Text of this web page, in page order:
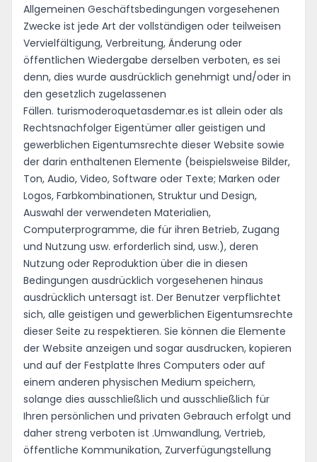
Allgemeinen Geschäftsbedingungen vorgesehenen
Zwecke ist jede Art der vollständigen oder teilweisen
Vervielfältigung, Verbreitung, Änderung oder
öffentlichen Wiedergabe derselben verboten, es sei
denn, dies wurde ausdrücklich genehmigt und/oder in
den gesetzlich zugelassenen
Fällen. turismoderoquetasdemar.es ist allein oder als
Rechtsnachfolger Eigentümer aller geistigen und
gewerblichen Eigentumsrechte dieser Website sowie
der darin enthaltenen Elemente (beispielsweise Bilder,
Ton, Audio, Video, Software oder Texte; Marken oder
Logos, Farbkombinationen, Struktur und Design,
Auswahl der verwendeten Materialien,
Computerprogramme, die für ihren Betrieb, Zugang
und Nutzung usw. erforderlich sind, usw.), deren
Nutzung oder Reproduktion über die in diesen
Bedingungen ausdrücklich vorgesehenen hinaus
ausdrücklich untersagt ist. Der Benutzer verpflichtet
sich, alle geistigen und gewerblichen Eigentumsrechte
dieser Seite zu respektieren. Sie können die Elemente
der Website anzeigen und sogar ausdrucken, kopieren
und auf der Festplatte Ihres Computers oder auf
einem anderen physischen Medium speichern,
solange dies ausschließlich und ausschließlich für
Ihren persönlichen und privaten Gebrauch erfolgt und
daher streng verboten ist .Umwandlung, Vertrieb,
öffentliche Kommunikation, Zurverfügungstellung